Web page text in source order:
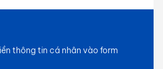
thông tin cá nhân vào form